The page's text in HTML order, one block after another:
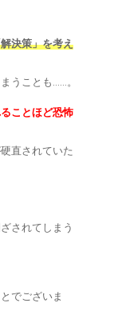
決策」を考え
うことも……。
ことほど恐怖
直されていた
されてしまう
でございま